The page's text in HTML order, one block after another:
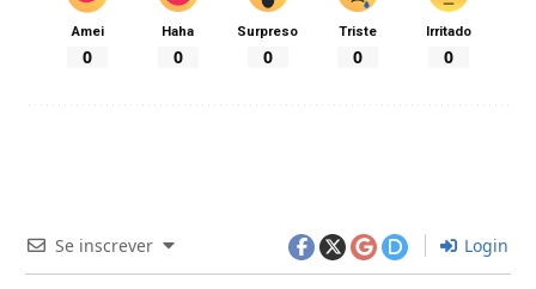
Amei
0
Haha
0
Surpreso
0
Triste
0
Irritado
0
Se inscrever Login